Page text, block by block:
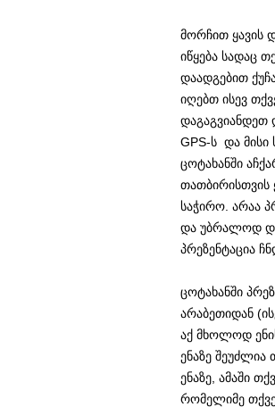
მორჩით ყავის
იწყება სადაც
დაადგებით
იღებთ ისევ
დაგაგვიანდეთ
GPS-ს და
ცოტახანში
საჭირო. არაა
და უბრალოდ
პრეზენტაცია
ცოტახანში
არაბეთიდან
აქ მხოლოდ
ენაზე შეუძლია
ენაზე, ამაში
რომელიმე